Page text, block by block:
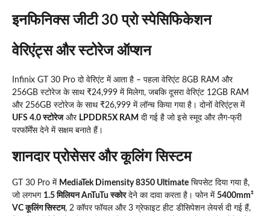
इनफिनिक्स जीटी 30 प्रो स्पेसिफिकेशन
वेरिएंट्स और स्टोरेज ऑप्शन
Infinix GT 30 Pro दो वेरिएंट में आता है – पहला वेरिएंट 8GB RAM और
256GB स्टोरेज के साथ ₹24,999 में मिलेगा, जबकि दूसरा वेरिएंट 12GB RAM
और 256GB स्टोरेज के साथ ₹26,999 में लॉन्च किया गया है। दोनों वेरिएंट्स में
UFS 4.0 स्टोरेजऔर LPDDR5X RAM दी गई है जो इसे स्मूद और लैग-फ्री
परफॉर्मेंस देने में सक्षम बनाते हैं।
शानदार प्रोसेसर और कूलिंग सिस्टम
GT 30 Pro में MediaTek Dimensity 8350 Ultimate चिपसेट दिया गया है,
जो लगभग 1.5 मिलियन AnTuTu स्कोरदेने का दावा करता है। फोन में 5400mm²
VC कूलिंग सिस्टम, 2 कॉपर फॉयल और 3 ग्रेफाइट हीट डीसिपेशन लेयर्स दी गई हैं,